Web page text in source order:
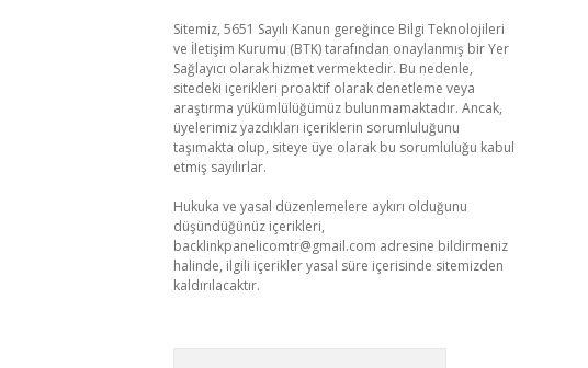
Sitemiz, 5651 Sayılı Kanun gereğince Bilgi Teknolojileri
ve İletişim Kurumu (BTK) tarafından onaylanmış bir Yer
Sağlayıcı olarak hizmet vermektedir. Bu nedenle,
sitedeki içerikleri proaktif olarak denetleme veya
araştırma yükümlülüğümüz bulunmamaktadır. Ancak,
üyelerimiz yazdıkları içeriklerin sorumluluğunu
taşımakta olup, siteye üye olarak bu sorumluluğu kabul
etmiş sayılırlar.
Hukuka ve yasal düzenlemelere aykırı olduğunu
düşündüğünüz içerikleri,
backlinkpanelicomtr@gmail.com adresine bildirmeniz
halinde, ilgili içerikler yasal süre içerisinde sitemizden
kaldırılacaktır.